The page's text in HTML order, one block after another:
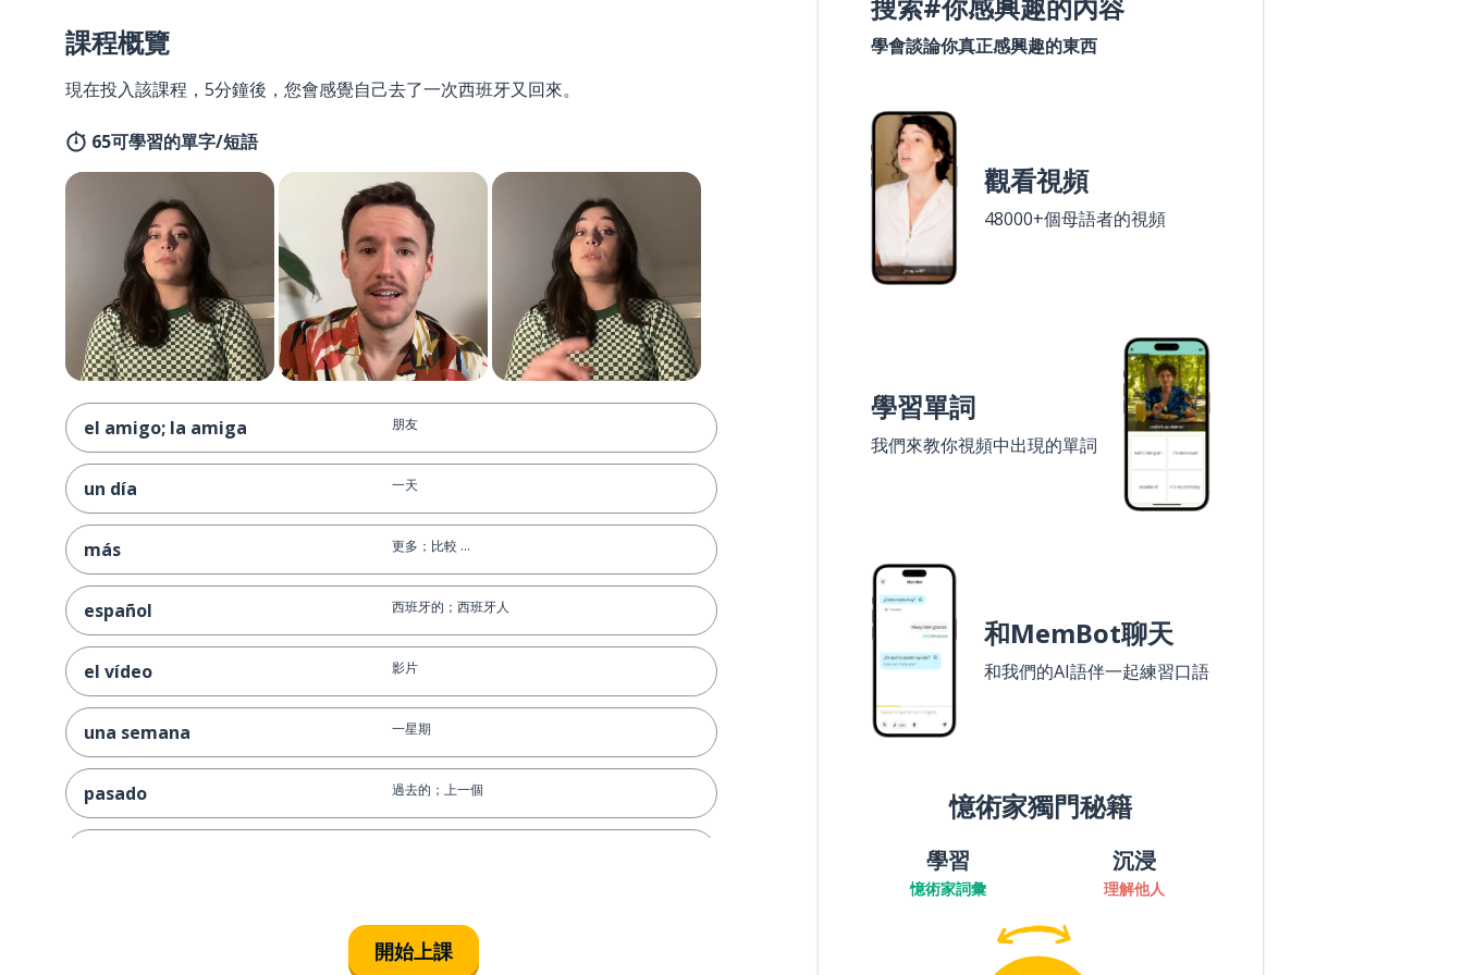
課程概覽
現在投入該課程，5分鐘後，您會感覺自己去了一次西班牙又回來。
65可學習的單字/短語
el amigo; la amiga 朋友
un día 一天
más 更多；比較 ...
español 西班牙的；西班牙人
el vídeo 影片
una semana 一星期
pasado 過去的；上一個
開始上課
學會談論你真正感興趣的東西
觀看視頻
48000+個母語者的視頻
學習單詞
我們來教你視頻中出現的單詞
和MemBot聊天
和我們的AI語伴一起練習口語
憶術家獨門秘籍
學習
憶術家詞彙
沉浸
理解他人